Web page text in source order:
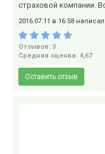
страховой компании.
2016.07.11 в 16:58 написал:
Отзывов: 3
Средняя оценка: 4,67
Оставить отзыв